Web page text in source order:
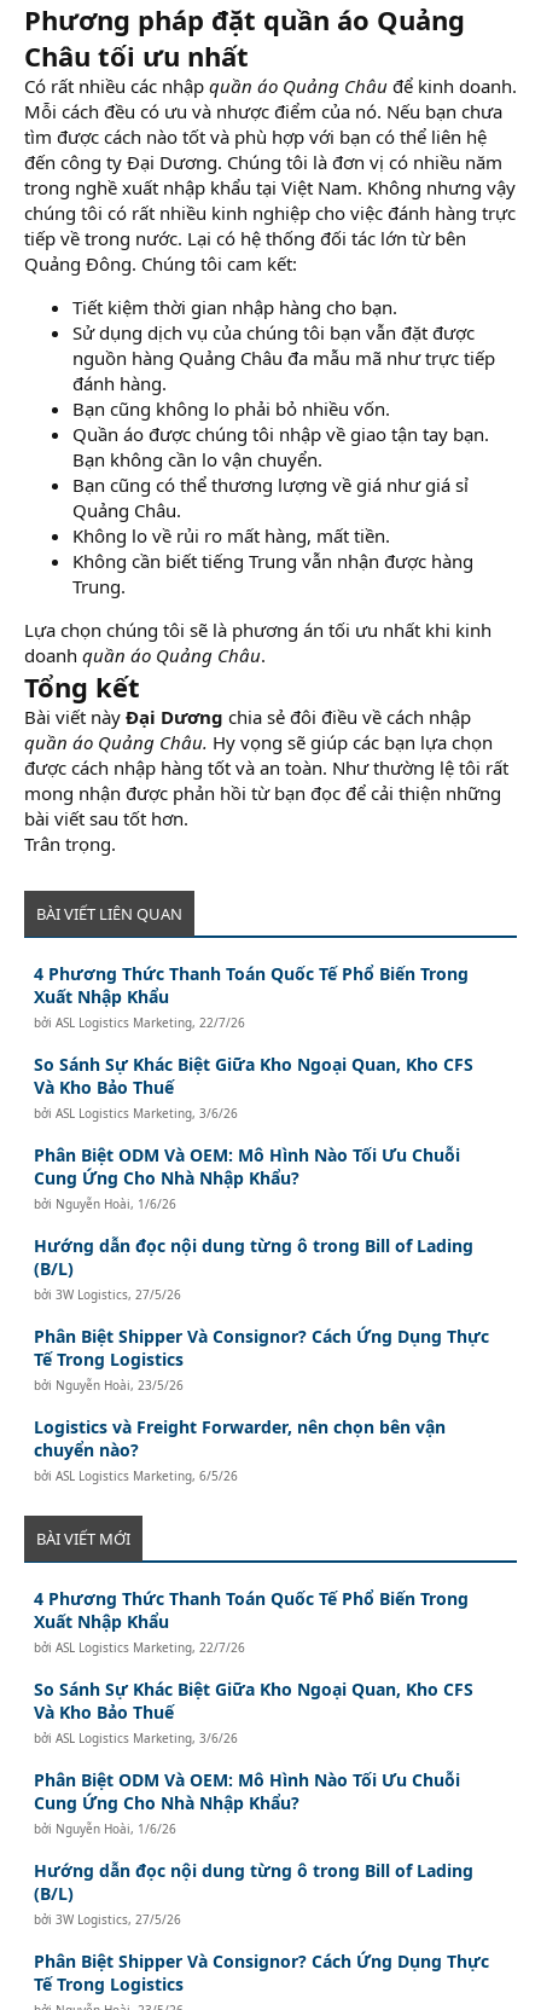
Phương pháp đặt quần áo Quảng
Châu tối ưu nhất
Có rất nhiều các nhập quần áo Quảng Châu để kinh doanh.
Mỗi cách đều có ưu và nhược điểm của nó. Nếu bạn chưa
tìm được cách nào tốt và phù hợp với bạn có thể liên hệ
đến công ty Đại Dương. Chúng tôi là đơn vị có nhiều năm
trong nghề xuất nhập khẩu tại Việt Nam. Không nhưng vậy
chúng tôi có rất nhiều kinh nghiệp cho việc đánh hàng trực
tiếp về trong nước. Lại có hệ thống đối tác lớn từ bên
Quảng Đông. Chúng tôi cam kết:
Tiết kiệm thời gian nhập hàng cho bạn.
Sử dụng dịch vụ của chúng tôi bạn vẫn đặt được
nguồn hàng Quảng Châu đa mẫu mã như trực tiếp
đánh hàng.
Bạn cũng không lo phải bỏ nhiều vốn.
Quần áo được chúng tôi nhập về giao tận tay bạn.
Bạn không cần lo vận chuyển.
Bạn cũng có thể thương lượng về giá như giá sỉ
Quảng Châu.
Không lo về rủi ro mất hàng, mất tiền.
Không cần biết tiếng Trung vẫn nhận được hàng
Trung.
Lựa chọn chúng tôi sẽ là phương án tối ưu nhất khi kinh
doanh quần áo Quảng Châu.
Tổng kết
Bài viết này Đại Dương chia sẻ đôi điều về cách nhập
quần áo Quảng Châu. Hy vọng sẽ giúp các bạn lựa chọn
được cách nhập hàng tốt và an toàn. Như thường lệ tôi rất
mong nhận được phản hồi từ bạn đọc để cải thiện những
bài viết sau tốt hơn.
Trân trọng.
BÀI VIẾT LIÊN QUAN
4 Phương Thức Thanh Toán Quốc Tế Phổ Biến Trong
Xuất Nhập Khẩu
bởiASL Logistics Marketing,22/7/26
So Sánh Sự Khác Biệt Giữa Kho Ngoại Quan, Kho CFS
Và Kho Bảo Thuế
bởiASL Logistics Marketing,3/6/26
Phân Biệt ODM Và OEM: Mô Hình Nào Tối Ưu Chuỗi
Cung Ứng Cho Nhà Nhập Khẩu?
bởi Nguyễn Hoài, 1/6/26
Hướng dẫn đọc nội dung từng ô trong Bill of Lading
(B/L)
bởi3W Logistics,27/5/26
Phân Biệt Shipper Và Consignor? Cách Ứng Dụng Thực
Tế Trong Logistics
bởi Nguyễn Hoài,23/5/26
Logistics và Freight Forwarder, nên chọn bên vận
chuyển nào?
bởiASL Logistics Marketing,6/5/26
BÀI VIẾT MỚI
4 Phương Thức Thanh Toán Quốc Tế Phổ Biến Trong
Xuất Nhập Khẩu
bởiASL Logistics Marketing,22/7/26
So Sánh Sự Khác Biệt Giữa Kho Ngoại Quan, Kho CFS
Và Kho Bảo Thuế
bởiASL Logistics Marketing,3/6/26
Phân Biệt ODM Và OEM: Mô Hình Nào Tối Ưu Chuỗi
Cung Ứng Cho Nhà Nhập Khẩu?
bởi Nguyễn Hoài, 1/6/26
Hướng dẫn đọc nội dung từng ô trong Bill of Lading
(B/L)
bởi3W Logistics,27/5/26
Phân Biệt Shipper Và Consignor? Cách Ứng Dụng Thực
Tế Trong Logistics